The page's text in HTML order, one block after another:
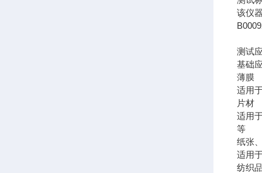
该仪
测试
基础
薄
适用
片
适用
等
纸
适用
纺织